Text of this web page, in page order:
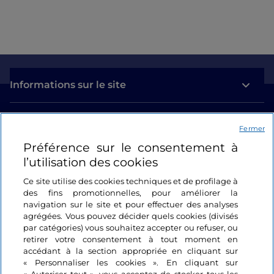
Informations sur le site
Se connecter
Suivez-nous
Préférence sur le consentement à
l’utilisation des cookies
Ce site utilise des cookies techniques et de profilage à
des fins promotionnelles, pour améliorer la
navigation sur le site et pour effectuer des analyses
agrégées. Vous pouvez décider quels cookies (divisés
par catégories) vous souhaitez accepter ou refuser, ou
retirer votre consentement à tout moment en
accédant à la section appropriée en cliquant sur
« Personnaliser les cookies ». En cliquant sur
Fermer